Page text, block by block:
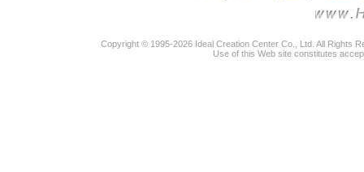
Copyright © 1995-2026 Ideal Creation Center Co., Ltd. All Rights
Use of this Web site constitutes